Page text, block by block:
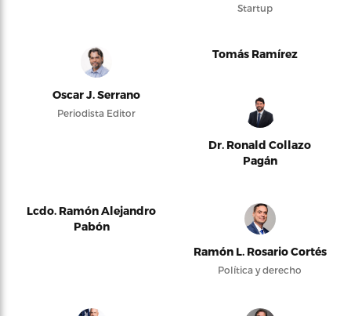
Startup
Oscar J. Serrano
Periodista Editor
Tomás Ramírez
Dr. Ronald Collazo
Pagán
Lcdo. Ramón Alejandro
Pabón
Ramón L. Rosario Cortés
Política y derecho